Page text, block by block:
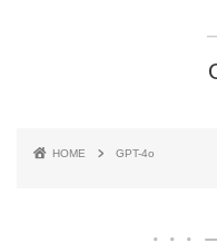
HOME GPT-4o